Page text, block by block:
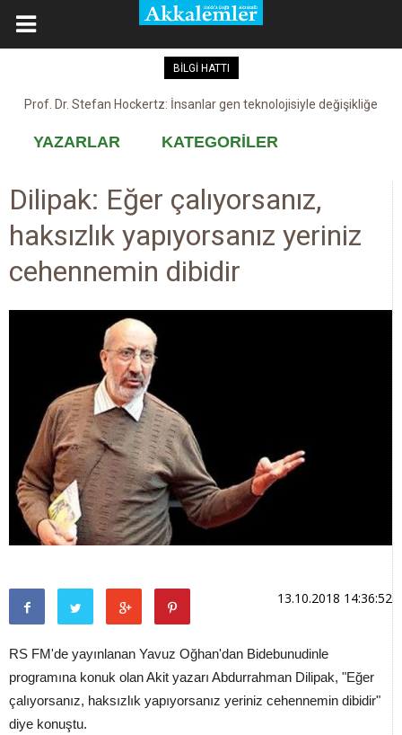
BİLGİ HATTI
Kovid-19 aşısı, devşirme ve kobay!
YAZARLAR KATEGORİLER
Dilipak: Eğer çalıyorsanız,
haksızlık yapıyorsanız yeriniz
cehennemin dibidir
13.10.2018 14:36:52
RS FM'de yayınlanan Yavuz Oğhan'dan Bidebunudinle
programına konuk olan Akit yazarı Abdurrahman Dilipak, "Eğer
çalıyorsanız, haksızlık yapıyorsanız yeriniz cehennemin dibidir"
diye konuştu.